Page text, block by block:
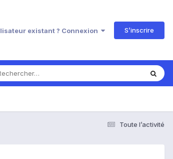
existant ? Connexion S’inscrire
Toute l’activité